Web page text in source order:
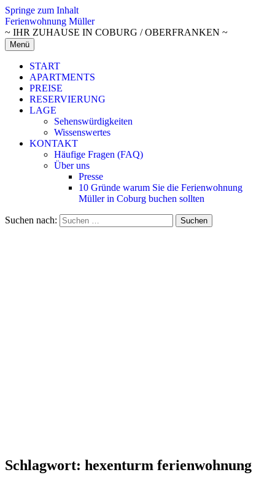
Springe zum Inhalt
Ferienwohnung Müller
~ IHR ZUHAUSE IN COBURG / OBERFRANKEN ~
Menü
START
APARTMENTS
PREISE
RESERVIERUNG
LAGE
Sehenswürdigkeiten
Wissenswertes
KONTAKT
Häufige Fragen (FAQ)
Über uns
Presse
10 Gründe warum Sie die Ferienwohnung
Müller in Coburg buchen sollten
Suchen nach:
Schlagwort: hexenturm ferienwohnung